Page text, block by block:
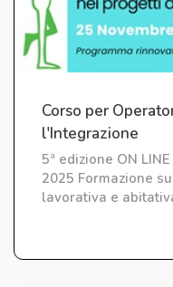
Corso per
l'Integrazione
5ª edizione ON
2025 Formazione
lavorativa e